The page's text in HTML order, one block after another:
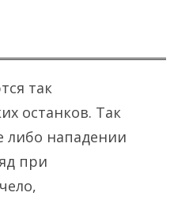
так
останков. Так
либо нападении
при